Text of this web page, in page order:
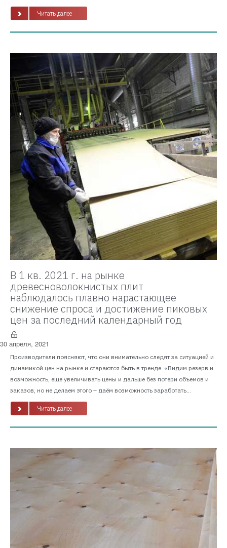
Читать далее
В 1 кв. 2021 г. на рынке
древесноволокнистых плит
наблюдалось плавно нарастающее
снижение спроса и достижение пиковых
цен за последний календарный год
30 апреля, 2021
Производители поясняют, что они внимательно следят за ситуацией и
динамикой цен на рынке и стараются быть в тренде. «Видим резерв и
возможность, еще увеличивать цены и дальше без потери объемов и
заказов, но не делаем этого – даём возможность заработать...
Читать далее